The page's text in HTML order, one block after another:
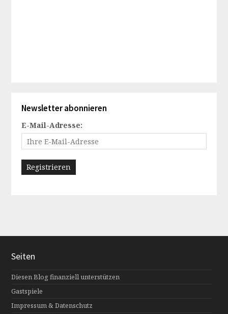
Newsletter abonnieren
E-Mail-Adresse:
Seiten
Diesen Blog finanziell unterstützen
Gastspiele
Impressum & Datenschutz